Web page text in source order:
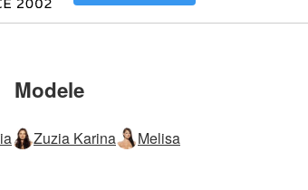
Modele
Zuzia Karina Melisa